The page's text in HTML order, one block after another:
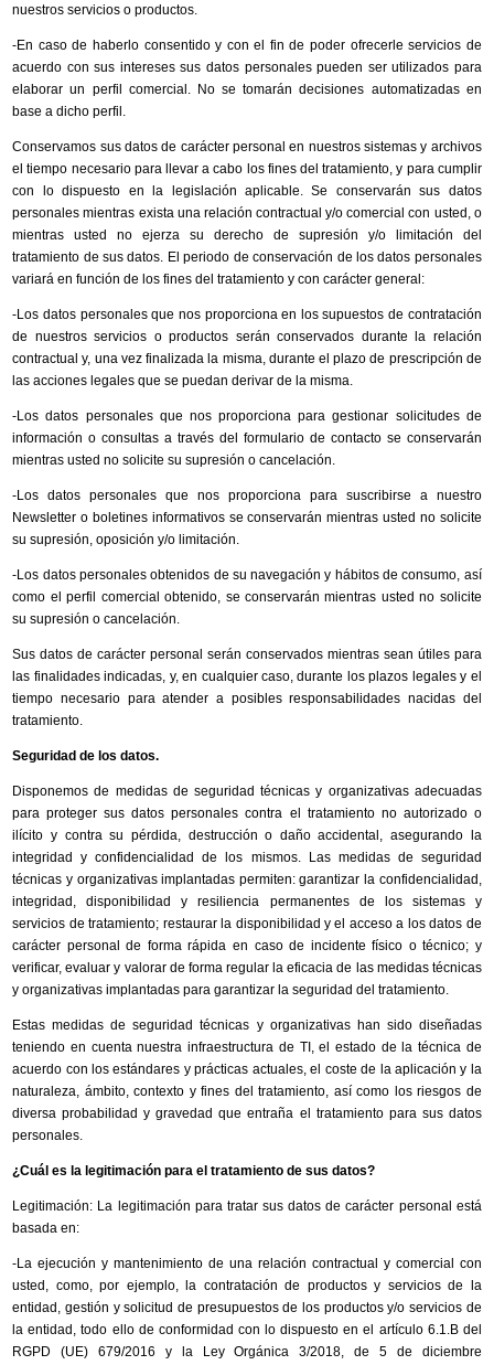
nuestros servicios o productos.
-En caso de haberlo consentido y con el fin de poder ofrecerle servicios de
acuerdo con sus intereses sus datos personales pueden ser utilizados para
elaborar un perfil comercial. No se tomarán decisiones automatizadas en
base a dicho perfil.
Conservamos sus datos de carácter personal en nuestros sistemas y archivos
el tiempo necesario para llevar a cabo los fines del tratamiento, y para cumplir
con lo dispuesto en la legislación aplicable. Se conservarán sus datos
personales mientras exista una relación contractual y/o comercial con usted, o
mientras usted no ejerza su derecho de supresión y/o limitación del
tratamiento de sus datos. El periodo de conservación de los datos personales
variará en función de los fines del tratamiento y con carácter general:
-Los datos personales que nos proporciona en los supuestos de contratación
de nuestros servicios o productos serán conservados durante la relación
contractual y, una vez finalizada la misma, durante el plazo de prescripción de
las acciones legales que se puedan derivar de la misma.
-Los datos personales que nos proporciona para gestionar solicitudes de
información o consultas a través del formulario de contacto se conservarán
mientras usted no solicite su supresión o cancelación.
-Los datos personales que nos proporciona para suscribirse a nuestro
Newsletter o boletines informativos se conservarán mientras usted no solicite
su supresión, oposición y/o limitación.
-Los datos personales obtenidos de su navegación y hábitos de consumo, así
como el perfil comercial obtenido, se conservarán mientras usted no solicite
su supresión o cancelación.
Sus datos de carácter personal serán conservados mientras sean útiles para
las finalidades indicadas, y, en cualquier caso, durante los plazos legales y el
tiempo necesario para atender a posibles responsabilidades nacidas del
tratamiento.
Seguridad de los datos.
Disponemos de medidas de seguridad técnicas y organizativas adecuadas
para proteger sus datos personales contra el tratamiento no autorizado o
ilícito y contra su pérdida, destrucción o daño accidental, asegurando la
integridad y confidencialidad de los mismos. Las medidas de seguridad
técnicas y organizativas implantadas permiten: garantizar la confidencialidad,
integridad, disponibilidad y resiliencia permanentes de los sistemas y
servicios de tratamiento; restaurar la disponibilidad y el acceso a los datos de
carácter personal de forma rápida en caso de incidente físico o técnico; y
verificar, evaluar y valorar de forma regular la eficacia de las medidas técnicas
y organizativas implantadas para garantizar la seguridad del tratamiento.
Estas medidas de seguridad técnicas y organizativas han sido diseñadas
teniendo en cuenta nuestra infraestructura de TI, el estado de la técnica de
acuerdo con los estándares y prácticas actuales, el coste de la aplicación y la
naturaleza, ámbito, contexto y fines del tratamiento, así como los riesgos de
diversa probabilidad y gravedad que entraña el tratamiento para sus datos
personales.
¿Cuál es la legitimación para el tratamiento de sus datos?
Legitimación: La legitimación para tratar sus datos de carácter personal está
basada en:
-La ejecución y mantenimiento de una relación contractual y comercial con
usted, como, por ejemplo, la contratación de productos y servicios de la
entidad, gestión y solicitud de presupuestos de los productos y/o servicios de
la entidad, todo ello de conformidad con lo dispuesto en el artículo 6.1.B del
RGPD (UE) 679/2016 y la Ley Orgánica 3/2018, de 5 de diciembre